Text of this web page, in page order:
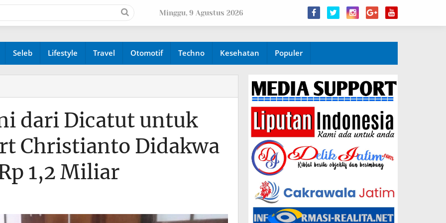
Minggu, 9 Agustus 2026
Seleb Lifestyle Travel Otomotif Techno Kesehatan Populer
dari Dicatut untuk
Christianto Didakwa
1,2 Miliar